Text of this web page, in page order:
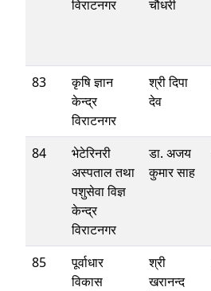
विराटनगर
चौधरी
83
कृषि ज्ञान
केन्द्र
विराटनगर
श्री दिपा
देव
84
भेटेरिनरी
अस्पताल तथा
पशुसेवा विज्ञ
केन्द्र
विराटनगर
डा. अजय
कुमार साह
85
पूर्वाधार
विकास
श्री
खरानन्द